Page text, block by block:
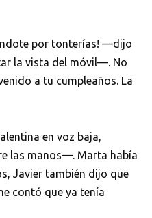
por tonterías! —dijo
la vista del móvil—. No
a tu cumpleaños. La
en voz baja,
las manos—. Marta había
Javier también dijo que
contó que ya tenía